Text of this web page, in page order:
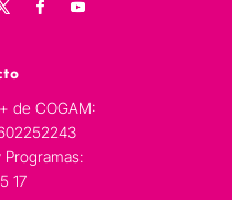
de COGAM:
Programas:
17